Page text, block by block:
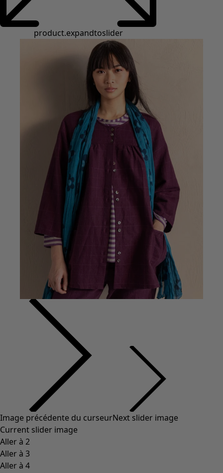
Styles de vétements
Vêtements en lin
Grandes Tailles
Des carreaux à foison
Vêtements bio
Un design suédois
Robes en jersey
Vêtements bohèmes
Des vêtements pour les soirées fraîches
Vêtements à motif
Coton biologique
Maillots de bain et vêtements de plage
Vêtements de fête
Collections
Dans l'univers du kimono
Monsoon
Étendues champêtres
Coimbatore
Les classiques de Gudrun
Des tournesols pour le HCR